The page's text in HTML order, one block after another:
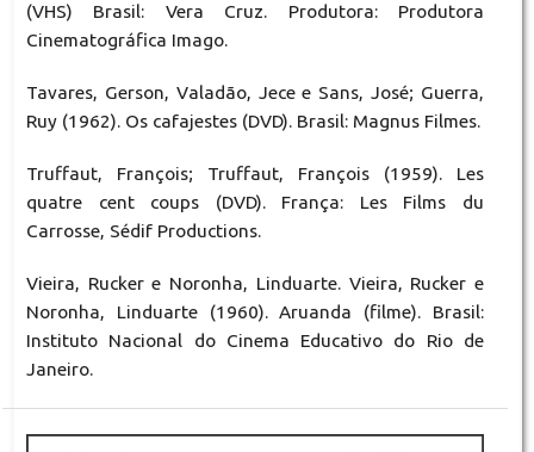
(VHS) Brasil: Vera Cruz. Produtora: Produtora
Cinematográfica Imago.
Tavares, Gerson, Valadão, Jece e Sans, José; Guerra,
Ruy (1962). Os cafajestes (DVD). Brasil: Magnus Filmes.
Truffaut, François; Truffaut, François (1959). Les
quatre cent coups (DVD). França: Les Films du
Carrosse, Sédif Productions.
Vieira, Rucker e Noronha, Linduarte. Vieira, Rucker e
Noronha, Linduarte (1960). Aruanda (filme). Brasil:
Instituto Nacional do Cinema Educativo do Rio de
Janeiro.